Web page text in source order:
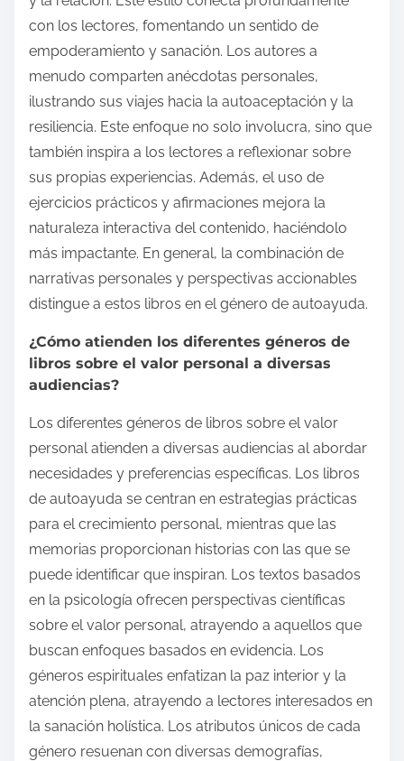
con los lectores, fomentando un sentido de
empoderamiento y sanación. Los autores a
menudo comparten anécdotas personales,
ilustrando sus viajes hacia la autoaceptación y la
resiliencia. Este enfoque no solo involucra, sino que
también inspira a los lectores a reflexionar sobre
sus propias experiencias. Además, el uso de
ejercicios prácticos y afirmaciones mejora la
naturaleza interactiva del contenido, haciéndolo
más impactante. En general, la combinación de
narrativas personales y perspectivas accionables
distingue a estos libros en el género de autoayuda.
¿Cómo atienden los diferentes géneros de
libros sobre el valor personal a diversas
audiencias?
Los diferentes géneros de libros sobre el valor
personal atienden a diversas audiencias al abordar
necesidades y preferencias específicas. Los libros
de autoayuda se centran en estrategias prácticas
para el crecimiento personal, mientras que las
memorias proporcionan historias con las que se
puede identificar que inspiran. Los textos basados
en la psicología ofrecen perspectivas científicas
sobre el valor personal, atrayendo a aquellos que
buscan enfoques basados en evidencia. Los
géneros espirituales enfatizan la paz interior y la
atención plena, atrayendo a lectores interesados en
la sanación holística. Los atributos únicos de cada
género resuenan con diversas demografías,